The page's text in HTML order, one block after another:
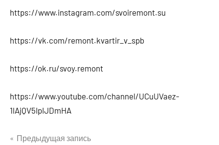
https://www.instagram.com/svoiremont.su
https://vk.com/remont.kvartir_v_spb
https://ok.ru/svoy.remont
https://www.youtube.com/channel/UCuUVaez-
1lAjQV5IpIJDmHA
Предыдущая запись